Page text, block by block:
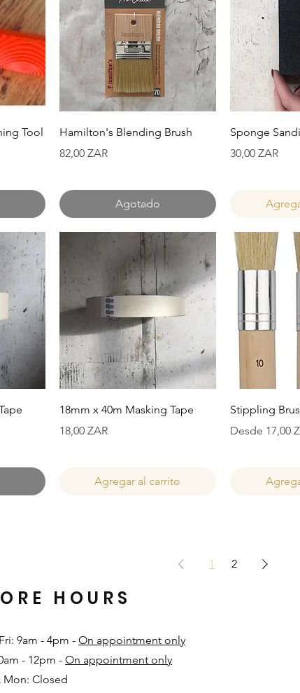
Tool
Vista rápida
Hamilton's Blending Brush
Precio
82,00 ZAR
Agotado
Sponge
Precio
30,00 ZAR
Vista rápida
18mm x 40m Masking Tape
Precio
18,00 ZAR
Agregar al carrito
Stippling
Desde 17,00
Precio de
1 2
9am - 4pm - On appointment only
- 12pm - On appointment only
Mon: Closed​
HOURS